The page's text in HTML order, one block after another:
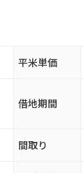
平米単価
借地期間
間取り